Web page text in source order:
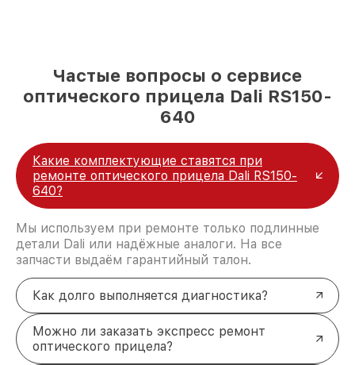
Частые вопросы о сервисе
оптического прицела Dali RS150-
640
Какие комплектующие ставятся при
ремонте оптического прицела Dali RS150-
640?
Мы используем при ремонте только подлинные
детали Dali или надёжные аналоги. На все
запчасти выдаём гарантийный талон.
Как долго выполняется диагностика?
Можно ли заказать экспресс ремонт
оптического прицела?